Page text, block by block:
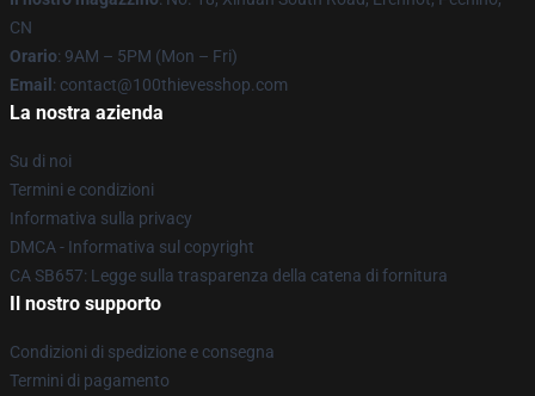
CN
Orario: 9AM – 5PM (Mon – Fri)
Email : contact@100thievesshop.com
La nostra azienda
Su di noi
Termini e condizioni
Informativa sulla privacy
DMCA - Informativa sul copyright
CA SB657: Legge sulla trasparenza della catena di fornitura
Il nostro supporto
Condizioni di spedizione e consegna
Termini di pagamento